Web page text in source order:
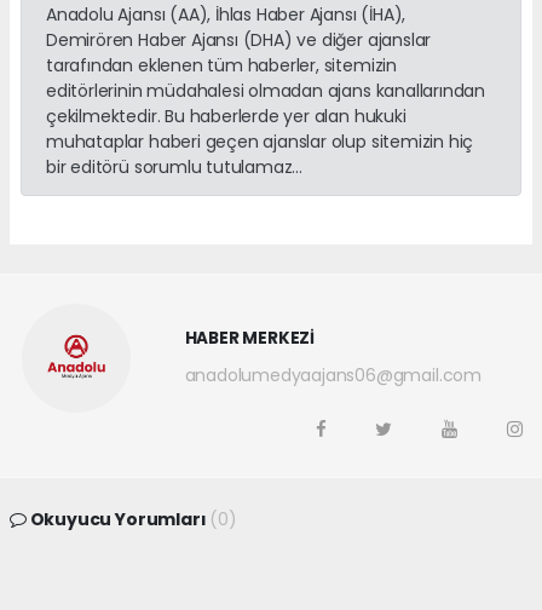
Anadolu Ajansı (AA), İhlas Haber Ajansı (İHA),
Demirören Haber Ajansı (DHA) ve diğer ajanslar
tarafından eklenen tüm haberler, sitemizin
editörlerinin müdahalesi olmadan ajans kanallarından
çekilmektedir. Bu haberlerde yer alan hukuki
muhataplar haberi geçen ajanslar olup sitemizin hiç
bir editörü sorumlu tutulamaz...
HABER MERKEZİ
anadolumedyaajans06@gmail.com
Okuyucu Yorumları (0)